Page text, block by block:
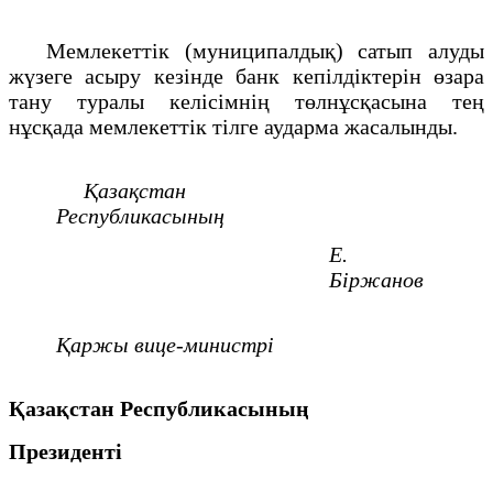
Мемлекеттік (муниципалдық) сатып алуды
жүзеге асыру кезінде банк кепілдіктерін өзара
тану туралы келісімнің төлнұсқасына тең
нұсқада мемлекеттік тілге аударма жасалынды.
Қазақстан
Республикасының
Қаржы вице-министрі
Е.
Біржанов
Қазақстан Республикасының
Президенті